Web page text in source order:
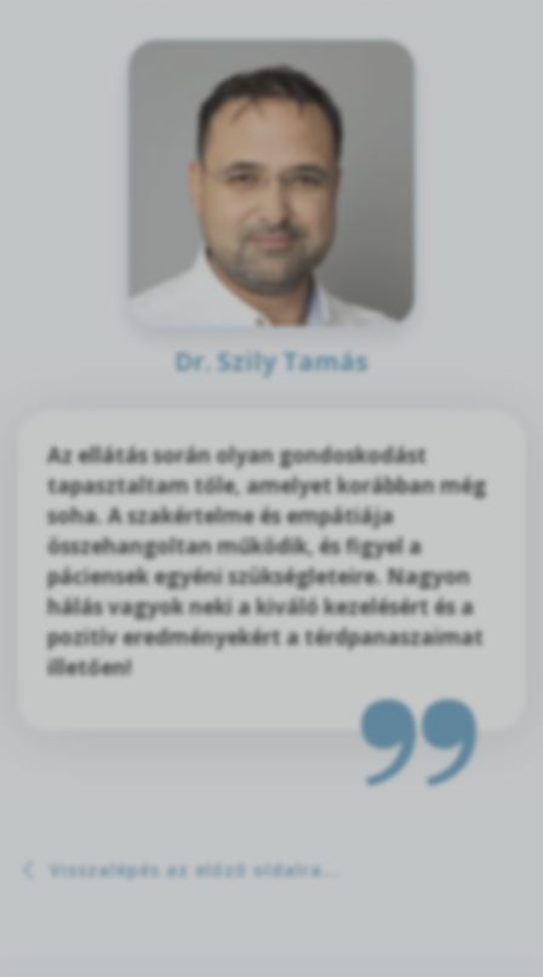
Dr. Szily Tamás
Az ellátás során olyan gondoskodást
tapasztaltam tőle, amelyet korábban még
soha. A szakértelme és empátiája
összehangoltan működik, és figyel a
páciensek egyéni szükségleteire. Nagyon
hálás vagyok neki a kiváló kezelésért és a
pozitív eredményekért a térdpanaszaimat
illetően!
Visszalépés az előző oldalra...